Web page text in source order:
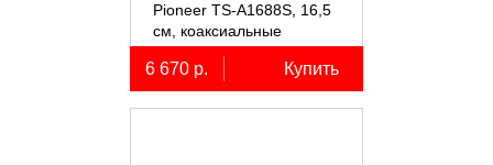
Pioneer TS-A1688S, 16,5
см, коаксиальные
четырёхполосные, 2 шт.
6 670 р. Купить